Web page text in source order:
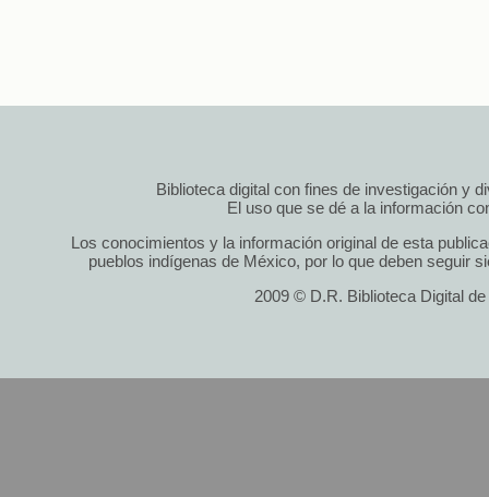
Biblioteca digital con fines de investigación y
El uso que se dé a la información
Los conocimientos y la información original de esta
pueblos indígenas de México, por lo que deben seguir
2009 © D.R. Biblioteca Digital